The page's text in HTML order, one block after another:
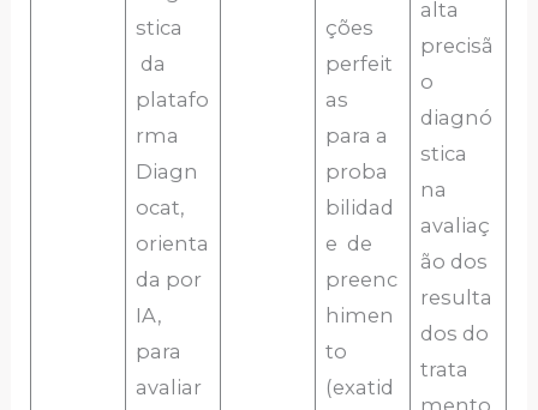
stica
da
platafo
rma
Diagn
ocat,
orienta
da por
IA,
para
avaliar
ções
perfeit
as
para a
proba
bilidad
e de
preenc
himen
to
(exatid
alta
precisã
o
diagnó
stica
na
avaliaç
ão dos
resulta
dos do
trata
mento